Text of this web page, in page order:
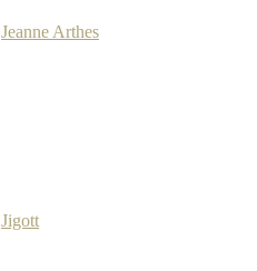
Jeanne Arthes
Jigott